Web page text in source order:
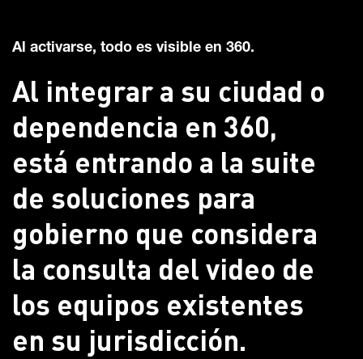
Al activarse, todo es visible en 360.
Al integrar a su ciudad o
dependencia en 360,
está entrando a la suite
de soluciones para
gobierno que considera
la consulta del video de
los equipos existentes
en su jurisdicción.